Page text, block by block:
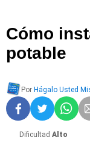
Cómo
potable
Por Hágalo Usted
Dificultad Alto